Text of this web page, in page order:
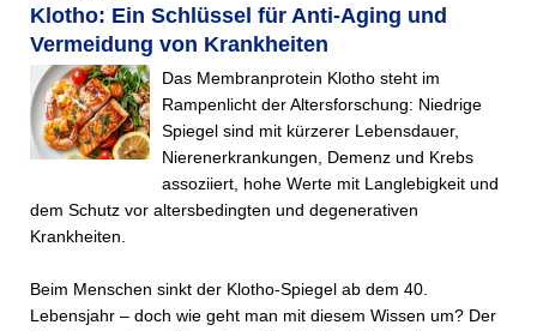
Klotho: Ein Schlüssel für Anti-Aging und
Vermeidung von Krankheiten
Das Membranprotein Klotho steht im
Rampenlicht der Altersforschung: Niedrige
Spiegel sind mit kürzerer Lebensdauer,
Nierenerkrankungen, Demenz und Krebs
assoziiert, hohe Werte mit Langlebigkeit und
dem Schutz vor altersbedingten und degenerativen
Krankheiten.
Beim Menschen sinkt der Klotho-Spiegel ab dem 40.
Lebensjahr – doch wie geht man mit diesem Wissen um? Der